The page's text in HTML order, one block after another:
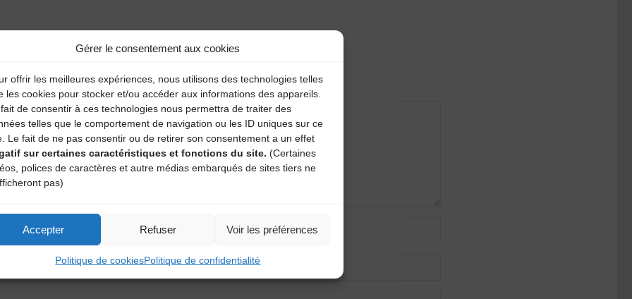
Gérer le consentement aux cookies
offrir les meilleures expériences, nous utilisons des technologies telles
les cookies pour stocker et/ou accéder aux informations des appareils.
de consentir à ces technologies nous permettra de traiter des
telles que le comportement de navigation ou les ID uniques sur ce
Le fait de ne pas consentir ou de retirer son consentement a un effet
sur certaines caractéristiques et fonctions du site. (Certaines
polices de caractères et autre médias embarqués de sites tiers ne
pas)
Accepter Refuser Voir les préférences
Politique de cookiesPolitique de confidentialité
sont indiqués avec*